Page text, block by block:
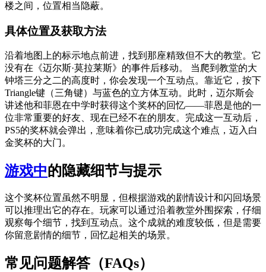
楼之间，位置相当隐蔽。
具体位置及获取方法
沿着地图上的标示地点前进，找到那座精致但不大的教堂。它
没有在《迈尔斯·莫拉莱斯》的事件后移动。 当爬到教堂的大
钟塔三分之二的高度时，你会发现一个互动点。靠近它，按下
Triangle键（三角键）与蓝色的立方体互动。此时，迈尔斯会
讲述他和菲恩在中学时获得这个奖杯的回忆——菲恩是他的一
位非常重要的好友、现在已经不在的朋友。完成这一互动后，
PS5的奖杯就会弹出，意味着你已成功完成这个难点，迈入白
金奖杯的大门。
游戏中的隐藏细节与提示
这个奖杯位置虽然不明显，但根据游戏的剧情设计和闪回场景
可以推理出它的存在。玩家可以通过沿着教堂外围探索，仔细
观察每个细节，找到互动点。这个成就的难度较低，但是需要
你留意剧情的细节，回忆起相关的场景。
常见问题解答（FAQs）